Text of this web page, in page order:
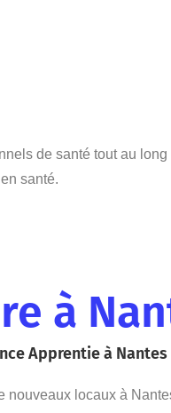
de santé tout au
santé.
à
Apprentie à Nantes
nouveaux locaux à